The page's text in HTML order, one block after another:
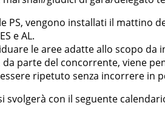
PS, vengono installati il mattino
e AL.
le aree adatte allo scopo
parte del concorrente, viene
ripetuto senza incorrere in
svolgerà con il seguente